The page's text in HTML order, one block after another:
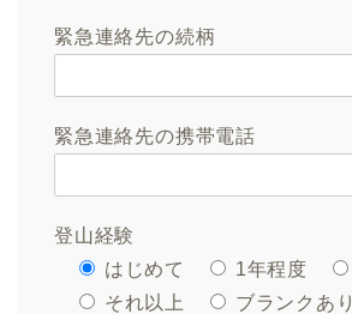
緊急連絡先の続柄
緊急連絡先の携帯電話
登山経験
はじめて
1年程度
それ以上
ブランクあり